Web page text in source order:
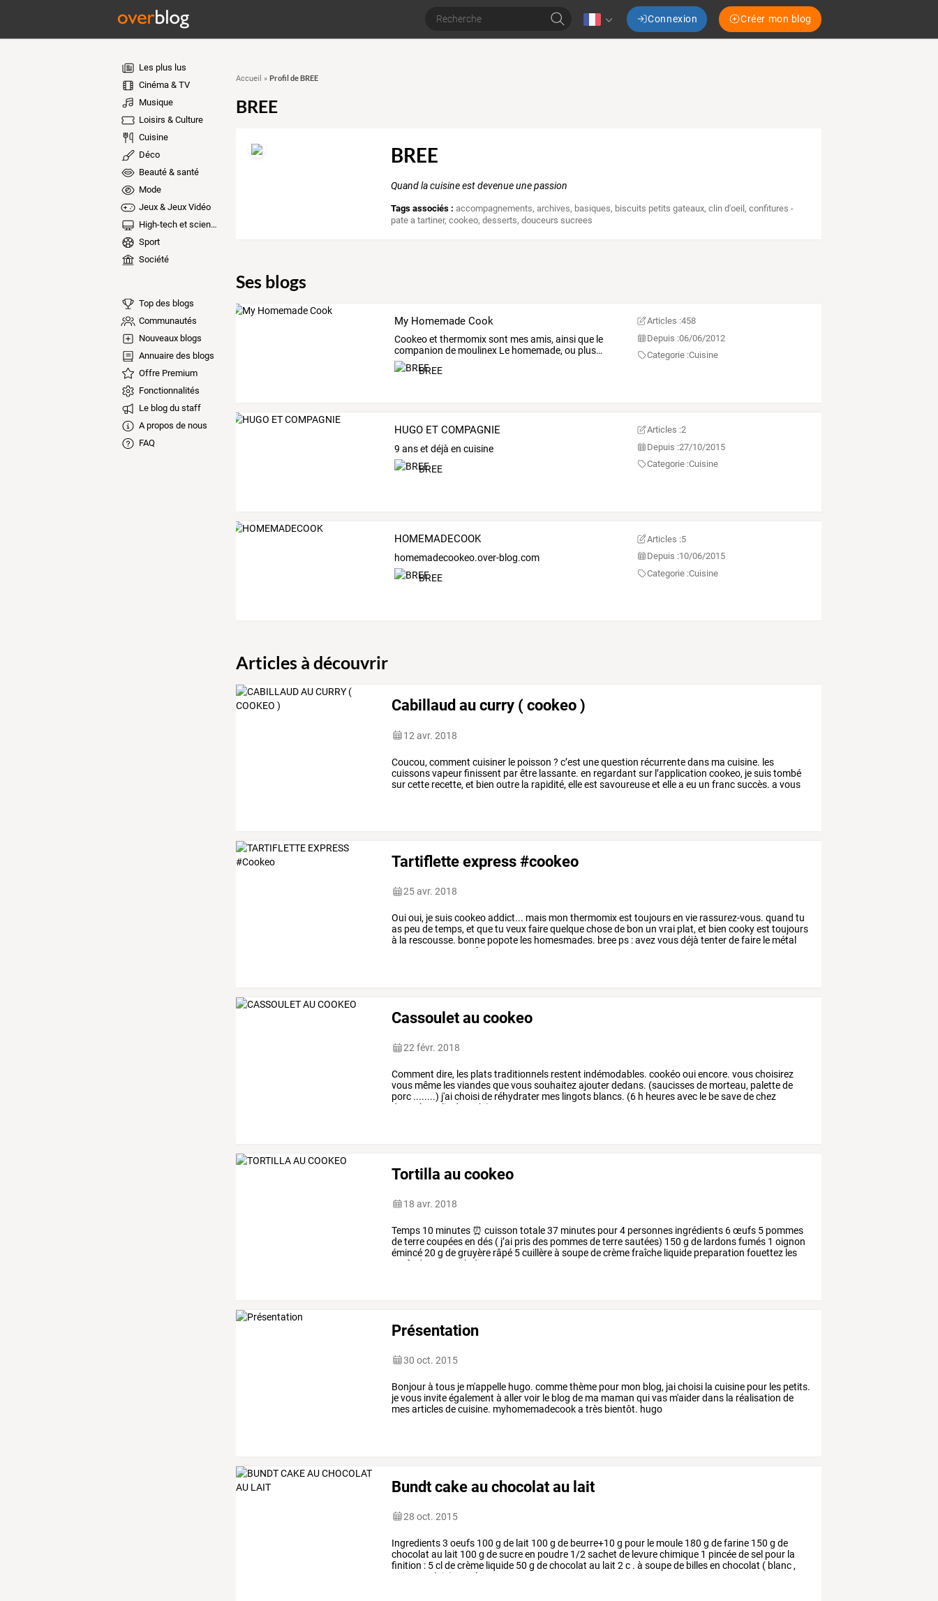
Connexion Créer mon blog
Les plus lus
Cinéma & TV
Musique
Loisirs & Culture
Cuisine
Déco
Beauté & santé
Mode
Jeux & Jeux Vidéo
High-tech et sciences
Sport
Société
Top des blogs
Communautés
Nouveaux blogs
Annuaire des blogs
Offre Premium
Fonctionnalités
Le blog du staff
A propos de nous
FAQ
Accueil » Profil de BREE
BREE
BREE
Quand la cuisine est devenue une passion
Tags associés : accompagnements,archives, basiques, biscuits petits gateaux,clin d'oeil,confitures -
pate a tartiner,cookeo,desserts,douceurs sucrees
Ses blogs
My Homemade Cook
Cookeoet thermomixsont mesamis,ainsiquele
companion demoulinexLehomemade,ou plus…
BREE
Articles :458
Depuis :06/06/2012
Categorie :Cuisine
HUGO ET COMPAGNIE
9 ans et déjà en cuisine
BREE
Articles :2
Depuis :27/10/2015
Categorie :Cuisine
HOMEMADECOOK
homemadecookeo.over-blog.com
BREE
Articles :5
Depuis :10/06/2015
Categorie :Cuisine
Articles à découvrir
Cabillaud au curry ( cookeo )
12 avr. 2018
Coucou, comment cuisiner le poisson ? c’est unequestion récurrentedans ma cuisine. les
cuissonsvapeurfinissent parêtre lassante. en regardant sur l’application cookeo, jesuistombé
surcette recette, et bien outre la rapidité, elleest savoureuseet ellea eu un francsuccès. a vous
Tartiflette express #cookeo
25 avr. 2018
Ouioui, jesuiscookeoaddict... mais mon thermomixest toujoursen vie rassurez-vous. quand tu
as peu detemps,et quetu veuxfairequelquechosede bon un vrai plat,et bien cookyest toujours
à la rescousse. bonne popote les homesmades. bree ps :avezvousdéjà tenterdefaire le métal
faire
Cassoulet au cookeo
22 févr. 2018
Comment dire, les platstraditionnels restent indémodables. cookéoouiencore. vouschoisirez
vous même lesviandesquevoussouhaitezajouterdedans. (saucissesde morteau, palettede
porc ........) j'aichoiside réhydrater mes lingots blancs. (6 h heuresavec le besavedechez
demarle
lie de h )
Tortilla au cookeo
18 avr. 2018
Temps 10 minutes ⏰ cuisson totale37 minutes pour4 personnes ingrédients 6œufs 5 pommes
deterrecoupéesen dés ( j’ai prisdes pommesdeterresautées) 150 g de lardonsfumés 1 oignon
émincé20 g degruyère râpé 5cuillèreà soupedecrèmefraîche liquide preparation fouettez les
œufs
dans saladier
Présentation
30 oct. 2015
Bonjour à tous je m'appelle hugo. comme thème pour mon blog, jai choisi la cuisine pour les petits.
je vous invite également à aller voir le blog de ma maman qui vas m'aider dans la réalisation de
mes articles de cuisine. myhomemadecook a très bientôt. hugo
Bundt cake au chocolat au lait
28 oct. 2015
Ingredients3 oeufs 100 g de lait 100 g de beurre+10 g pour le moule 180 g defarine 150 g de
chocolat au lait 100 g desucreen poudre 1/2 sachet de levurechimique 1 pincéedesel pour la
finition : 5cl decrème liquide 50 g dechocolat au lait 2 c . à soupede billesen chocolat ( blanc ,
noir
lait ) à